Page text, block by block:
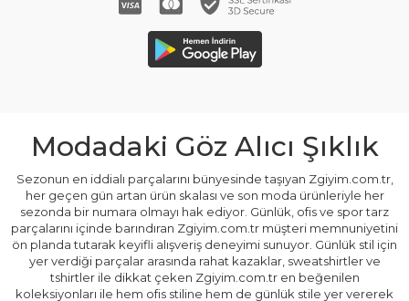
Modadaki Göz Alıcı Şıklık
Sezonun en iddialı parçalarını bünyesinde taşıyan Zgiyim.com.tr,
her geçen gün artan ürün skalası ve son moda ürünleriyle her
sezonda bir numara olmayı hak ediyor. Günlük, ofis ve spor tarz
parçalarını içinde barındıran Zgiyim.com.tr müşteri memnuniyetini
ön planda tutarak keyifli alışveriş deneyimi sunuyor. Günlük stil için
yer verdiği parçalar arasında rahat kazaklar, sweatshirtler ve
tshirtler ile dikkat çeken Zgiyim.com.tr en beğenilen
koleksiyonları ile hem ofis stiline hem de günlük stile yer vererek